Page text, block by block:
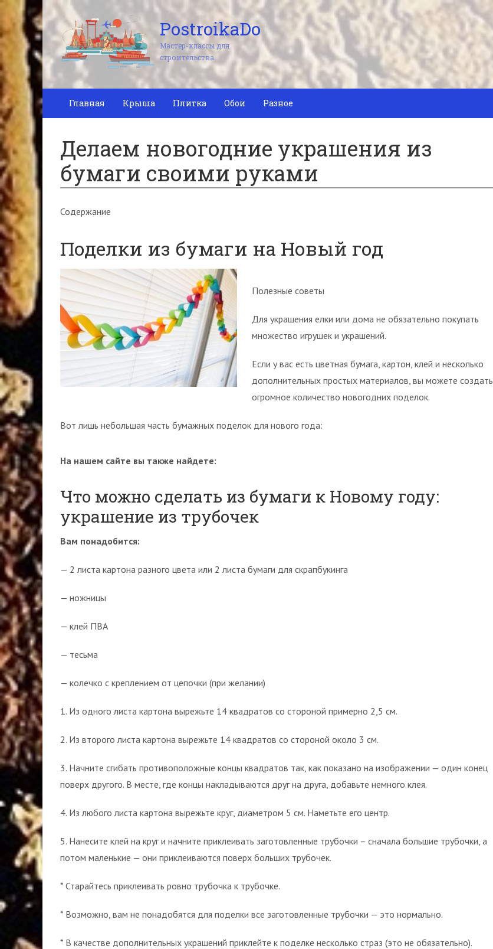
PostroikaDo
Мастер-классы для
строительства
Главная Крыша Плитка Обои Разное
Делаем новогодние украшения из
бумаги своими руками
Содержание
Поделки из бумаги на Новый год
Полезные советы
Для украшения елки или дома не обязательно покупать
множество игрушек и украшений.
Если у вас есть цветная бумага, картон, клей и несколько
дополнительных простых материалов, вы можете создать
огромное количество новогодних поделок.
Вот лишь небольшая часть бумажных поделок для нового года:
На нашем сайте вы также найдете:
Что можно сделать из бумаги к Новому году:
украшение из трубочек
Вам понадобится:
— 2 листа картона разного цвета или 2 листа бумаги для скрапбукинга
— ножницы
— клей ПВА
— тесьма
— колечко с креплением от цепочки (при желании)
1. Из одного листа картона вырежьте 14 квадратов со стороной примерно 2,5 см.
2. Из второго листа картона вырежьте 14 квадратов со стороной около 3 см.
3. Начните сгибать противоположные концы квадратов так, как показано на изображении — один конец
поверх другого. В месте, где концы накладываются друг на друга, добавьте немного клея.
4. Из любого листа картона вырежьте круг, диаметром 5 см. Наметьте его центр.
5. Нанесите клей на круг и начните приклеивать заготовленные трубочки – сначала большие трубочки, а
потом маленькие — они приклеиваются поверх больших трубочек.
* Старайтесь приклеивать ровно трубочка к трубочке.
* Возможно, вам не понадобятся для поделки все заготовленные трубочки — это нормально.
* В качестве дополнительных украшений приклейте к поделке несколько страз (это не обязательно).